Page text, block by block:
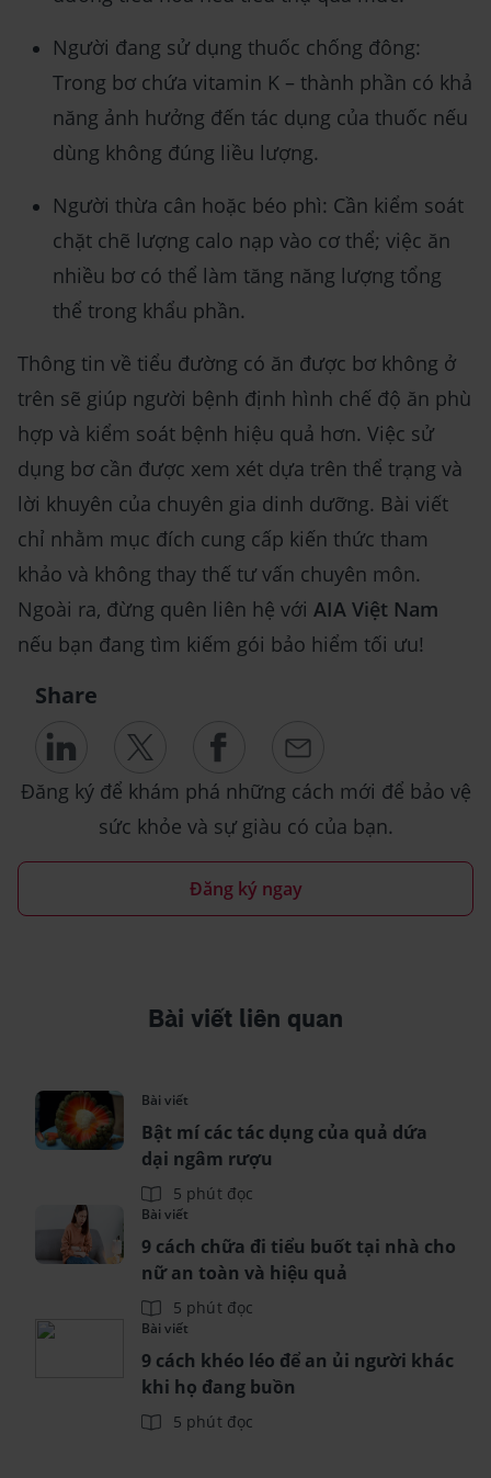
Người đang sử dụng thuốc chống đông:
Trong bơ chứa vitamin K – thành phần có khả
năng ảnh hưởng đến tác dụng của thuốc nếu
dùng không đúng liều lượng.
Người thừa cân hoặc béo phì: Cần kiểm soát
chặt chẽ lượng calo nạp vào cơ thể; việc ăn
nhiều bơ có thể làm tăng năng lượng tổng
thể trong khẩu phần.
Thông tin về tiểu đường có ăn được bơ không ở
trên sẽ giúp người bệnh định hình chế độ ăn phù
hợp và kiểm soát bệnh hiệu quả hơn. Việc sử
dụng bơ cần được xem xét dựa trên thể trạng và
lời khuyên của chuyên gia dinh dưỡng. Bài viết
chỉ nhằm mục đích cung cấp kiến thức tham
khảo và không thay thế tư vấn chuyên môn.
Ngoài ra, đừng quên liên hệ với AIA Việt Nam
nếu bạn đang tìm kiếm gói bảo hiểm tối ưu!
Share
Đăng ký để khám phá những cách mới để bảo vệ
sức khỏe và sự giàu có của bạn.
Đăng ký ngay
Bài viết liên quan
Bài viết
Bật mí các tác dụng của quả dứa
dại ngâm rượu
5 phút đọc
Bài viết
9 cách chữa đi tiểu buốt tại nhà cho
nữ an toàn và hiệu quả
5 phút đọc
Bài viết
9 cách khéo léo để an ủi người khác
khi họ đang buồn
5 phút đọc